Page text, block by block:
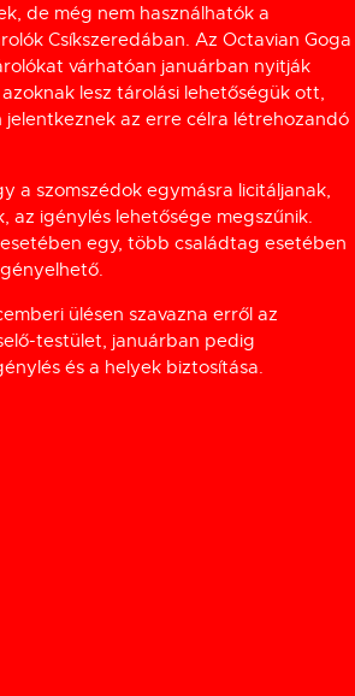
de még nem használhatók a
Csíkszeredában. Az Octavian Goga
várhatóan januárban nyitják
lesz tárolási lehetőségük ott,
az erre célra létrehozandó
a szomszédok egymásra licitáljanak,
az igénylés lehetősége megszűnik.
egy, több családtag esetében
ülésen szavazna erről az
testület, januárban pedig
és a helyek biztosítása.